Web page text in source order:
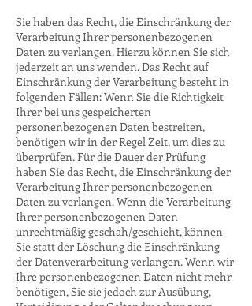
Sie haben das Recht, die Einschränkung der
Verarbeitung Ihrer personenbezogenen
Daten zu verlangen. Hierzu können Sie sich
jederzeit an uns wenden. Das Recht auf
Einschränkung der Verarbeitung besteht in
folgenden Fällen: Wenn Sie die Richtigkeit
Ihrer bei uns gespeicherten
personenbezogenen Daten bestreiten,
benötigen wir in der Regel Zeit, um dies zu
überprüfen. Für die Dauer der Prüfung
haben Sie das Recht, die Einschränkung der
Verarbeitung Ihrer personenbezogenen
Daten zu verlangen. Wenn die Verarbeitung
Ihrer personenbezogenen Daten
unrechtmäßig geschah/geschieht, können
Sie statt der Löschung die Einschränkung
der Datenverarbeitung verlangen. Wenn wir
Ihre personenbezogenen Daten nicht mehr
benötigen, Sie sie jedoch zur Ausübung,